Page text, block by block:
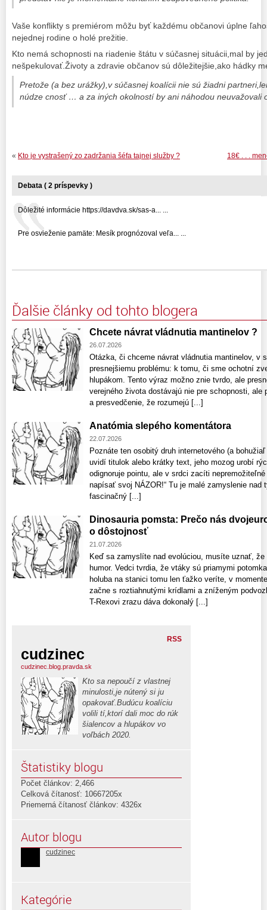
Vaše konflikty s premiérom môžu byť každému občanovi úplne
nejednej rodine o holé prežitie.
Kto nemá schopnosti na riadenie štátu v súčasnej situácii,mal by
nešpekulovať.Životy a zdravie občanov sú dôležitejšie,ako hádky
Pretože (a bez urážky),v súčasnej koalícii nie sú žiadni
núdze cnosť … a za iných okolností by ani náhodou neuvažovali
18€ . . .
« Kto je vystrašený zo zadržania šéfa tajnej služby ?
Debata ( 2 príspevky )
Dôležité informácie https://davdva.sk/sas-a... ...
Pre osvieženie pamäte: Mesík prognózoval veľa... ...
Ďalšie články od tohto blogera
Chcete návrat vládnutia mantinelov ?
26.07.2026
Otázka, či chceme návrat vládnutia mantinelov, v
presnejšiemu problému: k tomu, či sme ochotní
hlupákom. Tento výraz možno znie tvrdo, ale
verejného života dostávajú nie pre schopnosti, ale
a presvedčenie, že rozumejú [...]
Anatómia slepého komentátora
22.07.2026
Poznáte ten osobitý druh internetového (a
uvidí titulok alebo krátky text, jeho mozog urobí
odignoruje pointu, ale v srdci zacíti
napísať svoj NÁZOR!“ Tu je malé zamyslenie
fascinačný [...]
Dinosauria pomsta: Prečo nás
o dôstojnosť
21.07.2026
Keď sa zamyslíte nad evolúciou, musíte uznať,
humor. Vedci tvrdia, že vtáky sú priamymi
holuba na stanici tomu len ťažko veríte, v
začne s roztiahnutými krídlami a zníženým
T-Rexovi zrazu dáva dokonalý [...]
RSS
cudzinec
cudzinec.blog.pravda.sk
Kto sa nepoučí z vlastnej
minulosti,je nútený si ju
opakovať.Budúcu koalíciu
volili tí,ktorí dali moc do rúk
šialencov a hlupákov vo
voľbách 2020.
Štatistiky blogu
Počet článkov: 2,466
Celková čítanosť: 10667205x
Priemerná čítanosť článkov: 4326x
Autor blogu
cudzinec
Kategórie